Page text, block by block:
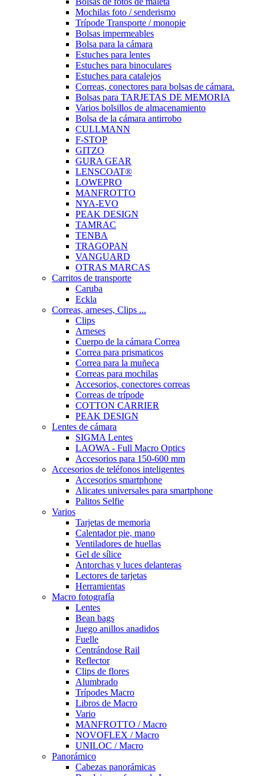
Mochilas foto / senderismo
Trípode Transporte / monopie
Bolsas impermeables
Bolsa para la cámara
Estuches para lentes
Estuches para binoculares
Estuches para catalejos
Correas, conectores para bolsas de cámara.
Bolsas para TARJETAS DE MEMORIA
Varios bolsillos de almacenamiento
Bolsa de la cámara antirrobo
CULLMANN
F-STOP
GITZO
GURA GEAR
LENSCOAT®
LOWEPRO
MANFROTTO
NYA-EVO
PEAK DESIGN
TAMRAC
TENBA
TRAGOPAN
VANGUARD
OTRAS MARCAS
Carritos de transporte
Caruba
Eckla
Correas, arneses, Clips ...
Clips
Arneses
Cuerpo de la cámara Correa
Correa para prismaticos
Correa para la muñeca
Correas para mochilas
Accesorios, conectores correas
Correas de trípode
COTTON CARRIER
PEAK DESIGN
Lentes de cámara
SIGMA Lentes
LAOWA - Full Macro Optics
Accesorios para 150-600 mm
Accesorios de teléfonos inteligentes
Accesorios smartphone
Alicates universales para smartphone
Palitos Selfie
Varios
Tarjetas de memoria
Calentador pie, mano
Ventiladores de huellas
Gel de sílice
Antorchas y luces delanteras
Lectores de tarjetas
Herramientas
Macro fotografía
Lentes
Bean bags
Juego anillos anadidos
Fuelle
Centrándose Rail
Reflector
Clips de flores
Alumbrado
Trípodes Macro
Libros de Macro
Vario
MANFROTTO / Macro
NOVOFLEX / Macro
UNILOC / Macro
Panorámico
Cabezas panorámicas